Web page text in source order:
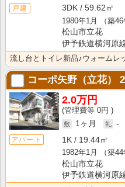
戸建
3DK
59.62㎡
1980年1月
（築46
松山市立花
伊予鉄道横河原
流し台とトイレ新品♪ウォームレ
コーポ矢野（立花）
アパート
2.0万円
0円
1ヶ月
-
1K
19.44㎡
1982年1月
（築44
松山市立花
伊予鉄道横河原